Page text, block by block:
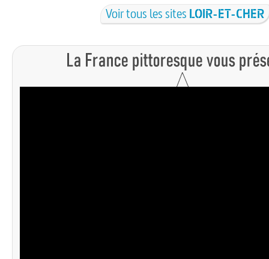
Voir tous les sites LOIR-ET-CHER